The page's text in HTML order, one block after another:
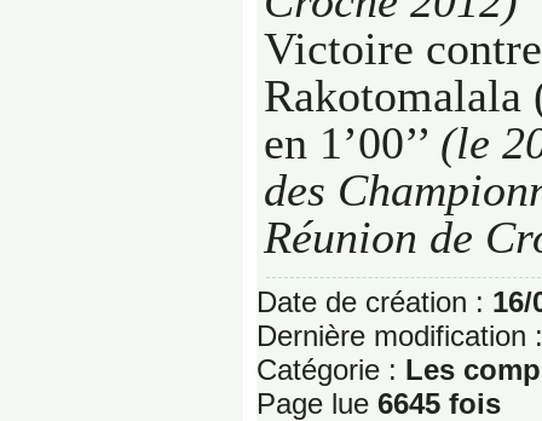
Victoire
en 1’00’’ (le
des
Réunion de
Date de création : 16/
Dernière modification
Catégorie : Les
Page lue 6645 fois